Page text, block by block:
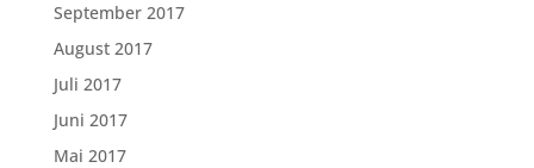
September 2017
August 2017
Juli 2017
Juni 2017
Mai 2017